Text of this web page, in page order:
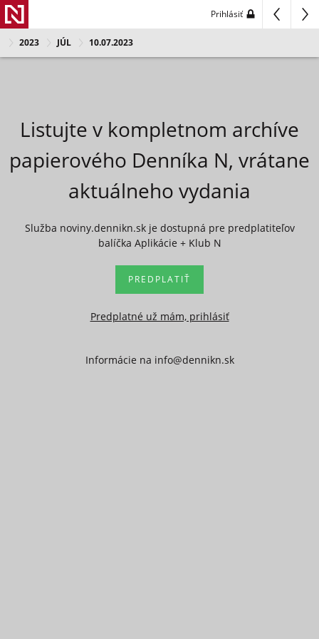
Prihlásiť
2023 JÚL 10.07.2023
Listujte v kompletnom archíve
papierového Denníka N, vrátane
aktuálneho vydania
Služba noviny.dennikn.sk je dostupná pre predplatiteľov
balíčka Aplikácie + Klub N
PREDPLATIŤ
Predplatné už mám, prihlásiť
Informácie na info@dennikn.sk